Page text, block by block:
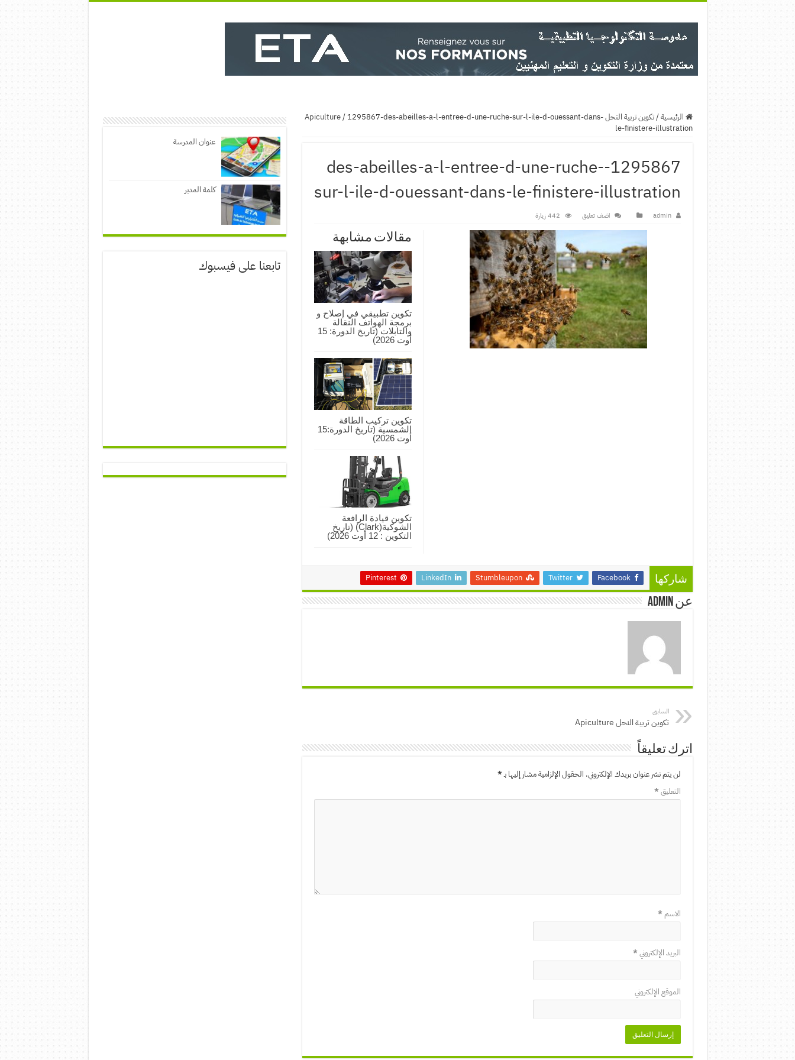
الرئيسية/تكوين تربية النحل Apiculture / 1295867-des-abeilles-a-l-entree-d-une-ruche-sur-l-ile-d-ouessant-dans-
le-finistere-illustration
1295867-des-abeilles-a-l-entree-d-une-ruche-
sur-l-ile-d-ouessant-dans-le-finistere-illustration
admin اضف تعليق 442 زيارة
مقالات مشابهة
تكوين تطبيقي في إصلاح و
برمجة الهواتف النقالة
والتابلات (تاريخ الدورة: 15
أوت 2026)
تكوين تركيب الطاقة
الشمسية (تاريخ الدورة:15
أوت 2026)
تكوين قيادة الرافعة
الشوكية(Clark) (تاريخ
التكوين : 12 أوت 2026)
شاركها Facebook
Twitter
Stumbleupon
LinkedIn
Pinterest
عن admin
السابق
تكوين تربية النحل Apiculture
اترك تعليقاً
لن يتم نشر عنوان بريدك الإلكتروني. الحقول الإلزامية مشار إليها بـ*
التعليق*
الاسم*
البريد الإلكتروني*
الموقع الإلكتروني
عنوان المدرسة
كلمة المدير
تابعنا على فيسبوك